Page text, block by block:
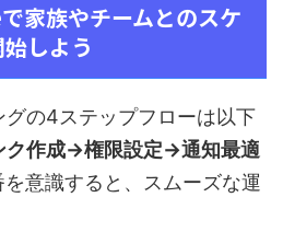
家族やチームとのスケ
しよう
グの4ステップフローは以下
ク作成→権限設定→通知最適
を意識すると、スムーズな運